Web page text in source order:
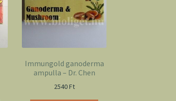
Immungold ganoderma
ampulla – Dr. Chen
2540Ft